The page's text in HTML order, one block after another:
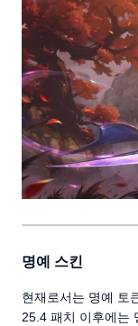
명예 스킨
현재로서는 명예 토
25.4 패치 이후에는